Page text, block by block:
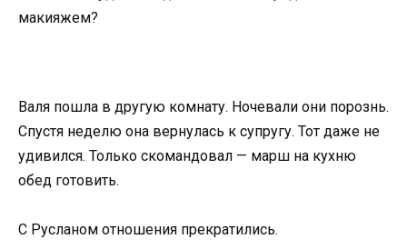
макияжем?
Валя пошла в другую комнату. Ночевали они порознь.
Спустя неделю она вернулась к супругу. Тот даже не
удивился. Только скомандовал — марш на кухню
обед готовить.
С Русланом отношения прекратились.